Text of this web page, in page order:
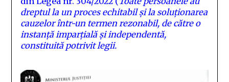
dreptul la un proces echitabil și la soluționarea
cauzelor într-un termen rezonabil, de către o
instanță imparțială și independentă,
constituită potrivit legii.